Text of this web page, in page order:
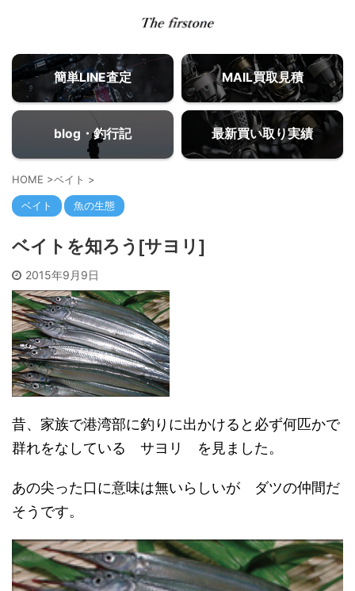
簡単LINE査定 MAIL買取見積
blog・釣行記 最新買い取り実績
HOME >ベイト >
ベイト 魚の生態
ベイトを知ろう[サヨリ]
2015年9月9日
昔、家族で港湾部に釣りに出かけると必ず何匹かで
群れをなしている サヨリ を見ました。
あの尖った口に意味は無いらしいが ダツの仲間だ
そうです。